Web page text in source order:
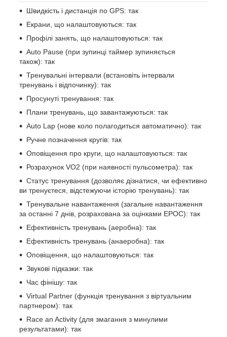
Швидкість і дистанція по GPS: так
Екрани, що налаштовуються: так
Профілі занять, що налаштовуються: так
Auto Pause (при зупинці таймер зупиняється
також): так
Тренувальні інтервали (встановіть інтервали
тренувань і відпочинку): так
Просунуті тренування: так
Плани тренувань, що завантажуються: так
Auto Lap (нове коло полагодиться автоматично): так
Ручне позначення кругів: так
Оповіщення про круги, що налаштовуються: так
Розрахунок VO2 (при наявності пульсометра): так
Статус тренування (дозволяє дізнатися, чи ефективно
ви тренуєтеся, відстежуючи історію тренувань): так
Тренувальне навантаження (загальне навантаження
за останні 7 днів, розрахована за оцінками EPOC): так
Ефективність тренувань (аеробна): так
Ефективність тренувань (анаеробна): так
Оповіщення, що налаштовуються: так
Звукові підказки: так
Час фінішу: так
Virtual Partner (функція тренування з віртуальним
партнером): так
Race an Activity (для змагання з минулими
результатами): так